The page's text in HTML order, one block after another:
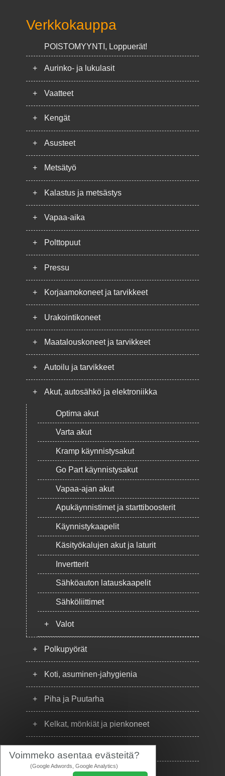
Voimmeko asentaa evästeitä?
(Google Adwords, Google Analytics)
Verkkokauppa
POISTOMYYNTI, Loppuerät!
+ Aurinko- ja lukulasit
+ Vaatteet
+ Kengät
+ Asusteet
+ Metsätyö
+ Kalastus ja metsästys
+ Vapaa-aika
+ Polttopuut
+ Pressu
+ Korjaamokoneet ja tarvikkeet
+ Urakointikoneet
+ Maatalouskoneet ja tarvikkeet
+ Autoilu ja tarvikkeet
+ Akut, autosähkö ja elektroniikka
Optima akut
Varta akut
Kramp käynnistysakut
Go Part käynnistysakut
Vapaa-ajan akut
Apukäynnistimet ja starttiboosterit
Käynnistykaapelit
Käsityökalujen akut ja laturit
Invertterit
Sähköauton latauskaapelit
Sähköliittimet
+ Valot
+ Polkupyörät
+ Koti, asuminen-jahygienia
+ Piha ja Puutarha
+ Kelkat, mönkiät ja pienkoneet